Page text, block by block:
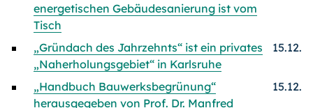
energetischen Gebäudesanierung ist vom
Tisch
„Gründach des Jahrzehnts“ ist ein privates
„Naherholungsgebiet“ in Karlsruhe
15.12.
„Handbuch Bauwerksbegrünung“
herausgegeben von Prof. Dr. Manfred
15.12.